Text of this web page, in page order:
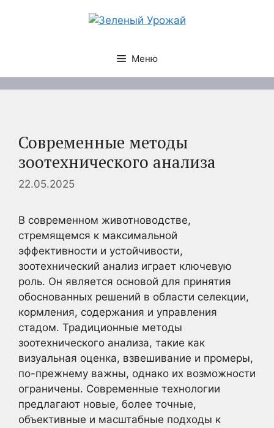
Меню
Современные методы
зоотехнического анализа
22.05.2025
В современном животноводстве,
стремящемся к максимальной
эффективности и устойчивости,
зоотехнический анализ играет ключевую
роль. Он является основой для принятия
обоснованных решений в области селекции,
кормления, содержания и управления
стадом. Традиционные методы
зоотехнического анализа, такие как
визуальная оценка, взвешивание и промеры,
по-прежнему важны, однако их возможности
ограничены. Современные технологии
предлагают новые, более точные,
объективные и масштабные подходы к